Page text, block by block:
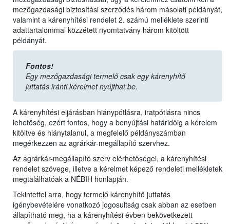
mezőgazdasági biztosítási szerződés három másolati példányát,
valamint a kárenyhítési rendelet 2. számú melléklete szerinti
adattartalommal közzétett nyomtatvány három kitöltött
példányát.
Fontos!
Egy mezőgazdasági termelő csak egy kárenyhítő
juttatás iránti kérelmet nyújthat be.
A kárenyhítési eljárásban hiánypótlásra, iratpótlásra nincs
lehetőség, ezért fontos, hogy a benyújtási határidőig a kérelem
kitöltve és hiánytalanul, a megfelelő példányszámban
megérkezzen az agrárkár-megállapító szervhez.
Az agrárkár-megállapító szerv elérhetőségei, a kárenyhítési
rendelet szövege, illetve a kérelmet képező rendeleti mellékletek
megtalálhatóak a NÉBIH honlapján.
Tekintettel arra, hogy termelő kárenyhítő juttatás
igénybevételére vonatkozó jogosultság csak abban az esetben
állapítható meg, ha a kárenyhítési évben bekövetkezett